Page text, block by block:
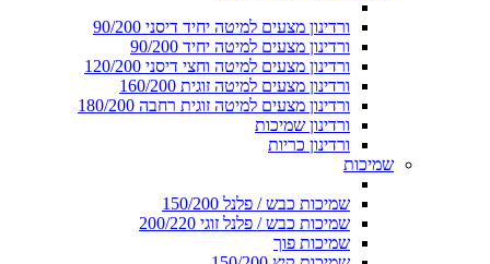
ורדינון מצעים למיטה יחיד דיסני 90/200
ורדינון מצעים למיטה יחיד 90/200
ורדינון מצעים למיטה וחצי דיסני 120/200
ורדינון מצעים למיטה זוגית 160/200
ורדינון מצעים למיטה זוגית רחבה 180/200
ורדינון שמיכות
ורדינון כריות
שמיכות
שמיכות כבש / פלנל 150/200
שמיכות כבש / פלנל זוגי 200/220
שמיכות פוך